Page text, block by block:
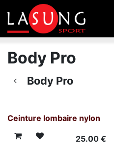
Skip to Content
Body Pro
Body Pro
Ceinture lombaire nylon
25.00€